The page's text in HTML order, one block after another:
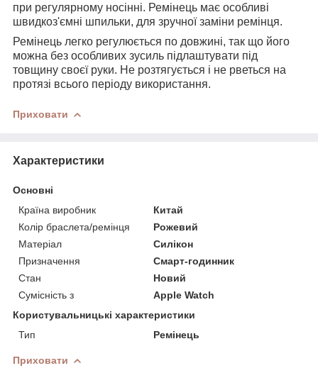
при регулярному носінні. Ремінець має особливі
швидкоз'ємні шпильки, для зручної заміни ремінця.
Ремінець легко регулюється по довжині, так що його
можна без особливих зусиль підлаштувати під
товщину своєї руки. Не розтягується і не рветься на
протязі всього періоду використання.
Приховати
Характеристики
Основні
Країна виробник
Китай
Колір браслета/ремінця
Рожевий
Матеріал
Силікон
Призначення
Смарт-годинник
Стан
Новий
Сумісність з
Apple Watch
Користувальницькі характеристики
Тип
Ремінець
Приховати